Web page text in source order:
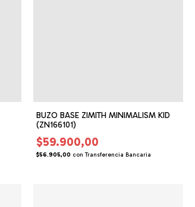
BUZO BASE ZIMITH MINIMALISM KID
(ZN166101)
$59.900,00
$56.905,00 con Transferencia Bancaria